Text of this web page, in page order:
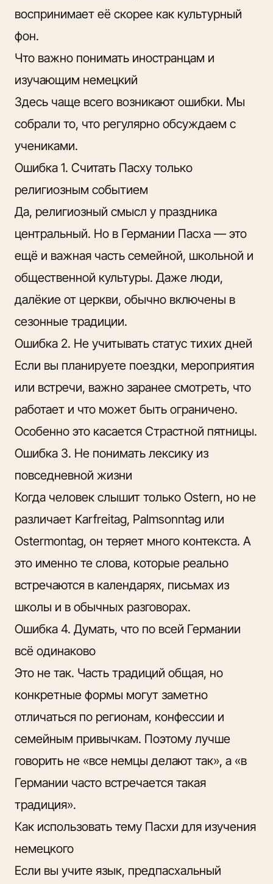
воспринимает её скорее как культурный
фон.
Что важно понимать иностранцам и
изучающим немецкий
Здесь чаще всего возникают ошибки. Мы
собрали то, что регулярно обсуждаем с
учениками.
Ошибка 1. Считать Пасху только
религиозным событием
Да, религиозный смысл у праздника
центральный. Но в Германии Пасха — это
ещё и важная часть семейной, школьной и
общественной культуры. Даже люди,
далёкие от церкви, обычно включены в
сезонные традиции.
Ошибка 2. Не учитывать статус тихих дней
Если вы планируете поездки, мероприятия
или встречи, важно заранее смотреть, что
работает и что может быть ограничено.
Особенно это касается Страстной пятницы.
Ошибка 3. Не понимать лексику из
повседневной жизни
Когда человек слышит только Ostern, но не
различает Karfreitag, Palmsonntag или
Ostermontag, он теряет много контекста. А
это именно те слова, которые реально
встречаются в календарях, письмах из
школы и в обычных разговорах.
Ошибка 4. Думать, что по всей Германии
всё одинаково
Это не так. Часть традиций общая, но
конкретные формы могут заметно
отличаться по регионам, конфессии и
семейным привычкам. Поэтому лучше
говорить не «все немцы делают так», а «в
Германии часто встречается такая
традиция».
Как использовать тему Пасхи для изучения
немецкого
Если вы учите язык, предпасхальный